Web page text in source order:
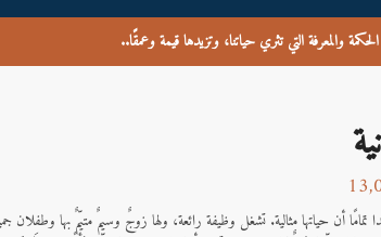
والمعرفة التي تثري حياتنا، وتزيدها قيمة وعمقًا..
تمامًا أن حياتها مثالية. تشغل وظيفة رائعة، ولها زوجٌ وسيمٌ متيّمٌ بها